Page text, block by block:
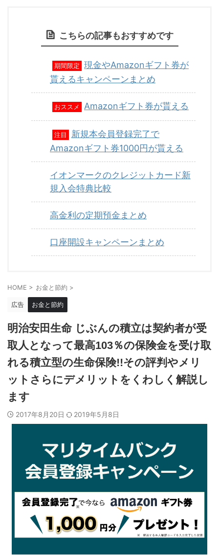
こちらの記事もおすすめです
期間限定
現金やAmazonギフト券が
貰えるキャンペーンまとめ
おススメ Amazonギフト券が貰える
注目
新規本会員登録完了で
Amazonギフト券1000円が貰える
イオンマークのクレジットカード新
規入会特典比較
高金利の定期預金まとめ
口座開設キャンペーンまとめ
HOME > お金と節約 >
広告 お金と節約
明治安田生命 じぶんの積立は契約者が受
取人となって最高103％の保険金を受け取
れる積立型の生命保険!!その評判やメリ
ットさらにデメリットをくわしく解説し
ます
2017年8月20日 2019年5月8日